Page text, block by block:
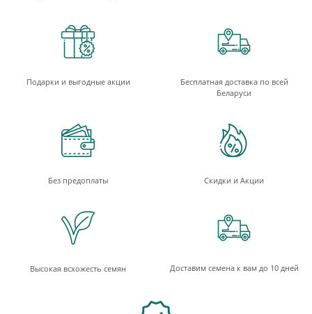
Подарки и выгодные акции
Бесплатная доставка по всей
Беларуси
Без предоплаты Скидки и Акции
Высокая всхожесть семян Доставим семена к вам до 10 дней